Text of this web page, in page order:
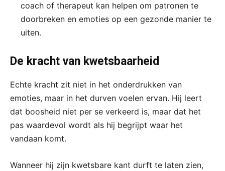
coach of therapeut kan helpen om patronen te
doorbreken en emoties op een gezonde manier te
uiten.
De kracht van kwetsbaarheid
Echte kracht zit niet in het onderdrukken van
emoties, maar in het durven voelen ervan. Hij leert
dat boosheid niet per se verkeerd is, maar dat het
pas waardevol wordt als hij begrijpt waar het
vandaan komt.
Wanneer hij zijn kwetsbare kant durft te laten zien,